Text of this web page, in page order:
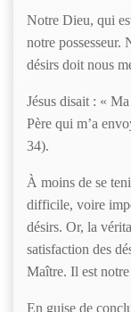
Notre Dieu, qui
notre possesseur.
désirs doit nous
Jésus disait : «
Père qui m’a
34).
À moins de se
difficile, voire
désirs. Or, la
satisfaction des
Maître. Il est
En guise de